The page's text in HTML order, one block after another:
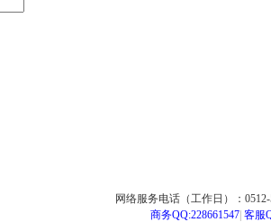
网络服务电话（工作日）：
商务QQ:228661547| 客服